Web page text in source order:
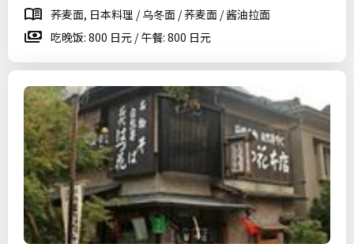
荞麦面, 日本料理 / 乌冬面 / 荞麦面 / 酱油拉面
吃晚饭: 800 日元 / 午餐: 800 日元